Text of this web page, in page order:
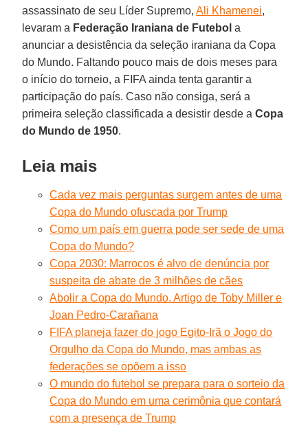
assassinato de seu Líder Supremo,Ali Khamenei,
levaram a Federação Iraniana de Futebol a
anunciar a desistência da seleção iraniana da Copa
do Mundo. Faltando pouco mais de dois meses para
o início do torneio, a FIFA ainda tenta garantir a
participação do país. Caso não consiga, será a
primeira seleção classificada a desistir desde aCopa
do Mundo de 1950.
Leia mais
Cada vez mais perguntas surgem antes de uma
Copa do Mundo ofuscada por Trump
Como um país em guerra pode ser sede de uma
Copa do Mundo?
Copa 2030: Marrocos é alvo de denúncia por
suspeita de abate de 3 milhões de cães
Abolir a Copa do Mundo. Artigo de Toby Miller e
Joan Pedro-Carañana
FIFA planeja fazer do jogo Egito-Irã o Jogo do
Orgulho da Copa do Mundo, mas ambas as
federações se opõem a isso
O mundo do futebol se prepara para o sorteio da
Copa do Mundo em uma cerimônia que contará
com a presença de Trump